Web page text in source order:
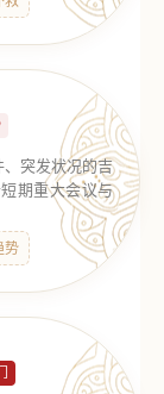
、突发状况的吉
期重大会议与
势